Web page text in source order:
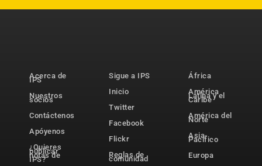
Acerca de
IPS
Nuestros
socios
Contáctenos
Apóyenos
¿Quieres
publicar
notas de
IPS?
Sigue a IPS
Inicio
Twitter
Facebook
Flickr
Reglas de
comunidad
África
América
Latina y el
Caribe
América del
Norte
Asia-
Pacífico
Europa